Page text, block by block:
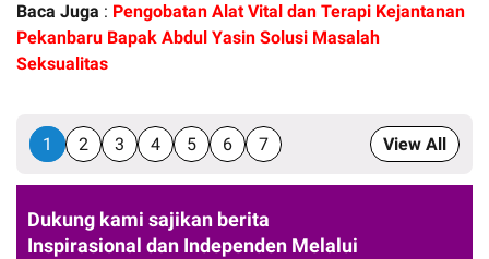
Baca Juga : Pengobatan Alat Vital dan Terapi Kejantanan
Pekanbaru Bapak Abdul Yasin Solusi Masalah
Seksualitas
1 2 3 4 5 6 7 View All
Dukung kami sajikan berita
Inspirasional dan Independen Melalui